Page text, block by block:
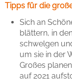
Tipps für die
Sich an
blättern, in
schwelgen
um sie in der
Großes
auf 2021